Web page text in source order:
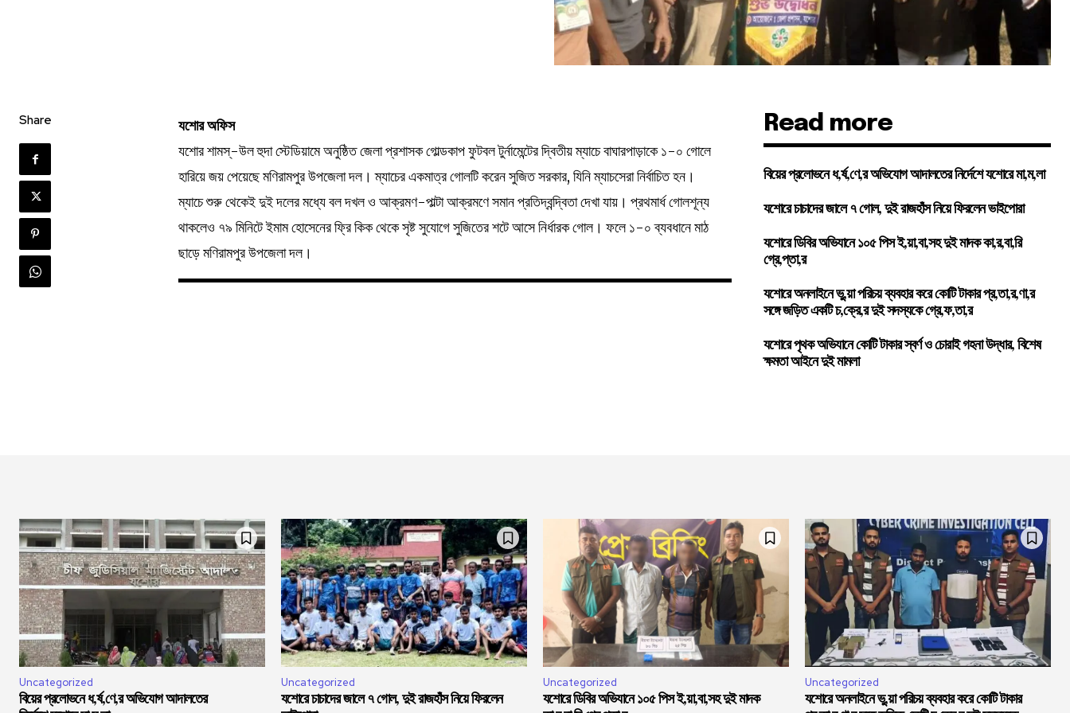
Share
যশোর অফিস
যশোর শামস্-উল হুদা স্টেডিয়ামে অনুষ্ঠিত জেলা প্রশাসক গোল্ডকাপ ফুটবল টুর্নামেন্টের দ্বিতীয় ম্যাচে বাঘারপাড়াকে ১-০ গোলে
হারিয়ে জয় পেয়েছে মণিরামপুর উপজেলা দল। ম্যাচের একমাত্র গোলটি করেন সুজিত সরকার, যিনি ম্যাচসেরা নির্বাচিত হন।
ম্যাচে শুরু থেকেই দুই দলের মধ্যে বল দখল ও আক্রমণ-পাল্টা আক্রমণে সমান প্রতিদ্বন্দ্বিতা দেখা যায়। প্রথমার্ধ গোলশূন্য
থাকলেও ৭৯ মিনিটে ইমাম হোসেনের ফ্রি কিক থেকে সৃষ্ট সুযোগে সুজিতের শটে আসে নির্ধারক গোল। ফলে ১-০ ব্যবধানে মাঠ
ছাড়ে মণিরামপুর উপজেলা দল।
Read more
বিয়ের প্রলোভনে ধ,র্ষ,ণে,র অভিযোগ আদালতের নির্দেশে যশোরে মা,ম,লা
যশোরে চাচাদের জালে ৭ গোল, দুই রাজহাঁস নিয়ে ফিরলেন ভাইপোরা
যশোরে ডিবির অভিযানে ১০৫ পিস ই,য়া,বা,সহ দুই মাদক কা,র,বা,রি
গ্রে,প্তা,র
যশোরে অনলাইনে ভু,য়া পরিচয় ব্যবহার করে কোটি টাকার প্র,তা,র,ণা,র
সঙ্গে জড়িত একটি চ,ক্রে,র দুই সদস্যকে গ্রে,ফ,তা,র
যশোরে পৃথক অভিযানে কোটি টাকার স্বর্ণ ও চোরাই গহনা উদ্ধার, বিশেষ
ক্ষমতা আইনে দুই মামলা
Uncategorized
বিয়ের প্রলোভনে ধ,র্ষ,ণে,র অভিযোগ আদালতের
Uncategorized
যশোরে চাচাদের জালে ৭ গোল, দুই রাজহাঁস নিয়ে ফিরলেন
Uncategorized
যশোরে ডিবির অভিযানে ১০৫ পিস ই,য়া,বা,সহ দুই মাদক
Uncategorized
যশোরে অনলাইনে ভু,য়া পরিচয় ব্যবহার করে কোটি টাকার